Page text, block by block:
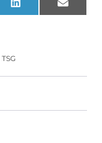
LinkedIn Email
TSG